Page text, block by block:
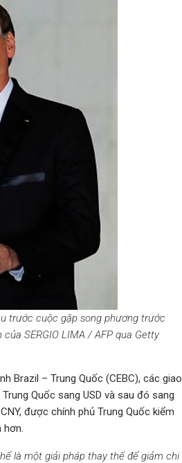
trước cuộc gặp song phương trước
SERGIO LIMA / AFP qua Getty
Brazil – Trung Quốc (CEBC), các giao
Quốc sang USD và sau đó sang
được chính phủ Trung Quốc kiểm
hơn.
là một giải pháp thay thế để giảm chi